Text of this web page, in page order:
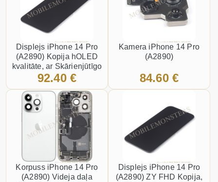
Displejs iPhone 14 Pro
(A2890) Kopija hOLED
kvalitāte, ar Skārienjūtīgo
stiklu un apkart ramiti
92.40 €
Kamera iPhone 14 Pro
(A2890)
84.60 €
Korpuss iPhone 14 Pro
(A2890) Videja daļa
Displejs iPhone 14 Pro
(A2890) ZY FHD Kopija,